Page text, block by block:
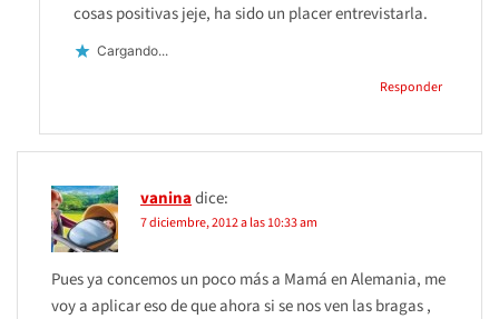
cosas positivas jeje, ha sido un placer entrevistarla.
Cargando...
Responder
vaninadice:
7 diciembre, 2012 a las 10:33 am
Pues ya concemos un poco más a Mamá en Alemania, me
voy a aplicar eso de que ahora si se nos ven las bragas ,